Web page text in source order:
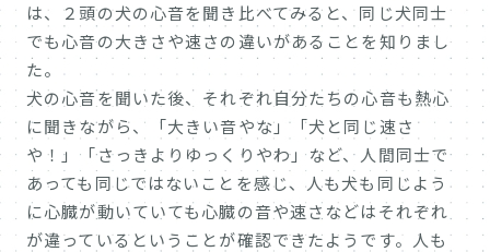
は、２頭の犬の心音を聞き比べてみると、同じ犬同士
でも心音の大きさや速さの違いがあることを知りまし
た。
犬の心音を聞いた後、それぞれ自分たちの心音も熱心
に聞きながら、「大きい音やな」「犬と同じ速さ
や！」「さっきよりゆっくりやわ」など、人間同士で
あっても同じではないことを感じ、人も犬も同じよう
に心臓が動いていても心臓の音や速さなどはそれぞれ
が違っているということが確認できたようです。人も